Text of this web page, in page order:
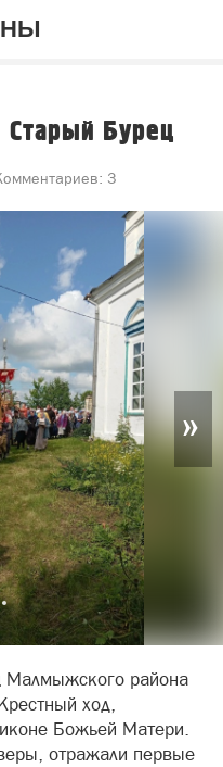
Старый Бурец
3
»
Малмыжского района
ход,
Божьей Матери.
отражали первые